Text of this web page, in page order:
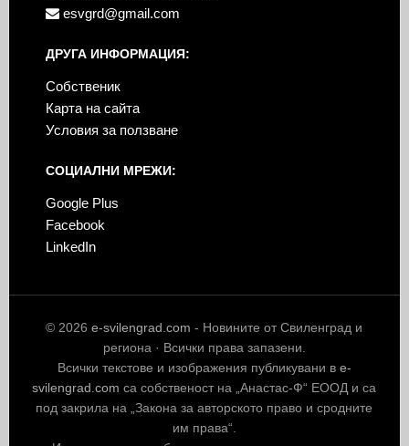
esvgrd@gmail.com
ДРУГА ИНФОРМАЦИЯ:
Собственик
Карта на сайта
Условия за ползване
СОЦИАЛНИ МРЕЖИ:
Google Plus
Facebook
LinkedIn
© 2026e-svilengrad.com - Новините от Свиленград и
региона · Всички права запазени.
Всички текстове и изображения публикувани в e-
svilengrad.com са собственост на „Анастас-Ф“ ЕООД и са
под закрила на „Закона за авторското право и сродните
им права“.